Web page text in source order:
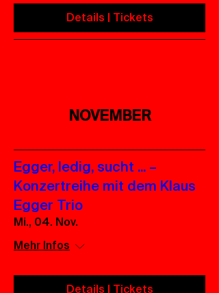
Details | Tickets
NOVEMBER
Egger, ledig, sucht ... –
Konzertreihe mit dem Klaus
Egger Trio
Mi., 04. Nov.
Mehr Infos
Details | Tickets